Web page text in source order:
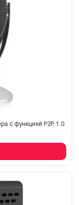
с функцией P2P, 1.0